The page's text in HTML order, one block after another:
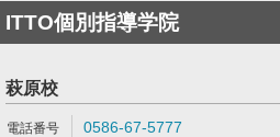
ITTO個別指導学院
萩原校
0586-67-5777